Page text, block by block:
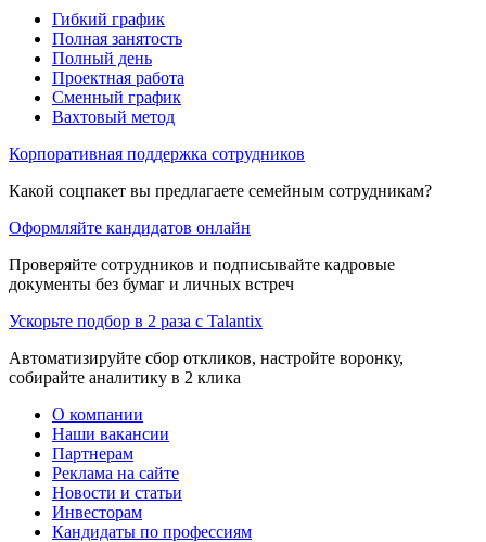
Гибкий график
Полная занятость
Полный день
Проектная работа
Сменный график
Вахтовый метод
Корпоративная поддержка сотрудников
Какой соцпакет вы предлагаете семейным сотрудникам?
Оформляйте кандидатов онлайн
Проверяйте сотрудников и подписывайте кадровые
документы без бумаг и личных встреч
Ускорьте подбор в 2 раза с Talantix
Автоматизируйте сбор откликов, настройте воронку,
собирайте аналитику в 2 клика
О компании
Наши вакансии
Партнерам
Реклама на сайте
Новости и статьи
Инвесторам
Кандидаты по профессиям